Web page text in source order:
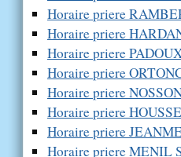
Horaire priere
Horaire priere
Horaire priere
Horaire priere
Horaire priere
Horaire priere
Horaire priere
Horaire priere MENIL